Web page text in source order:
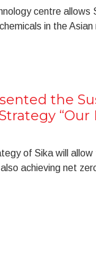
centre allows
in the
the
of Sika will
achieving net